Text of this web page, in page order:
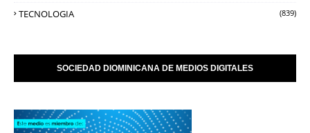
TECNOLOGIA (839)
SOCIEDAD DIOMINICANA DE MEDIOS DIGITALES